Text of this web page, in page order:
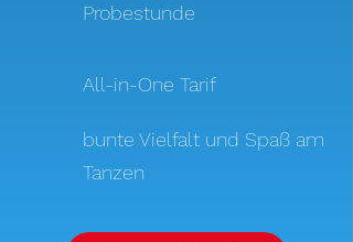
Probestunde
All-in-One Tarif
bunte Vielfalt und Spaß am
Tanzen